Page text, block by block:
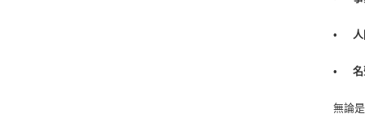
•
•
無論